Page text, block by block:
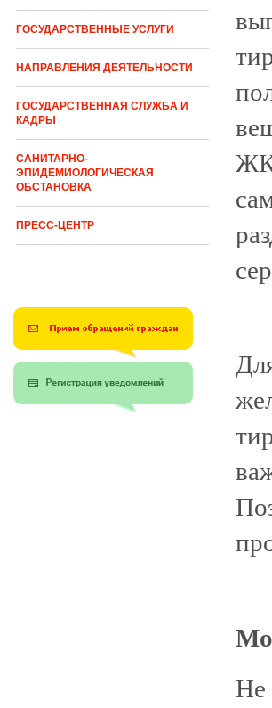
ГОСУДАРСТВЕННЫЕ УСЛУГИ
НАПРАВЛЕНИЯ ДЕЯТЕЛЬНОСТИ
ГОСУДАРСТВЕННАЯ СЛУЖБА И
КАДРЫ
САНИТАРНО-
ЭПИДЕМИОЛОГИЧЕСКАЯ
ОБСТАНОВКА
ПРЕСС-ЦЕНТР
Не